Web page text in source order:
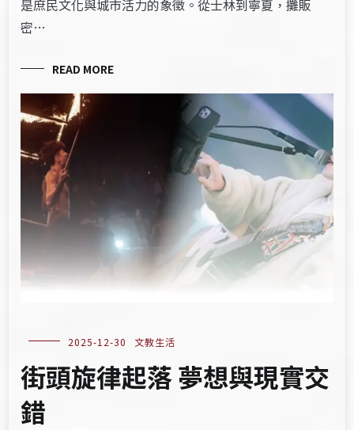
是庶民文化與城市活力的象徵。從士林到寧夏，攤販
密…
READ MORE
2025-12-30 文教生活
街頭旋律起落 夢想與現實交
錯